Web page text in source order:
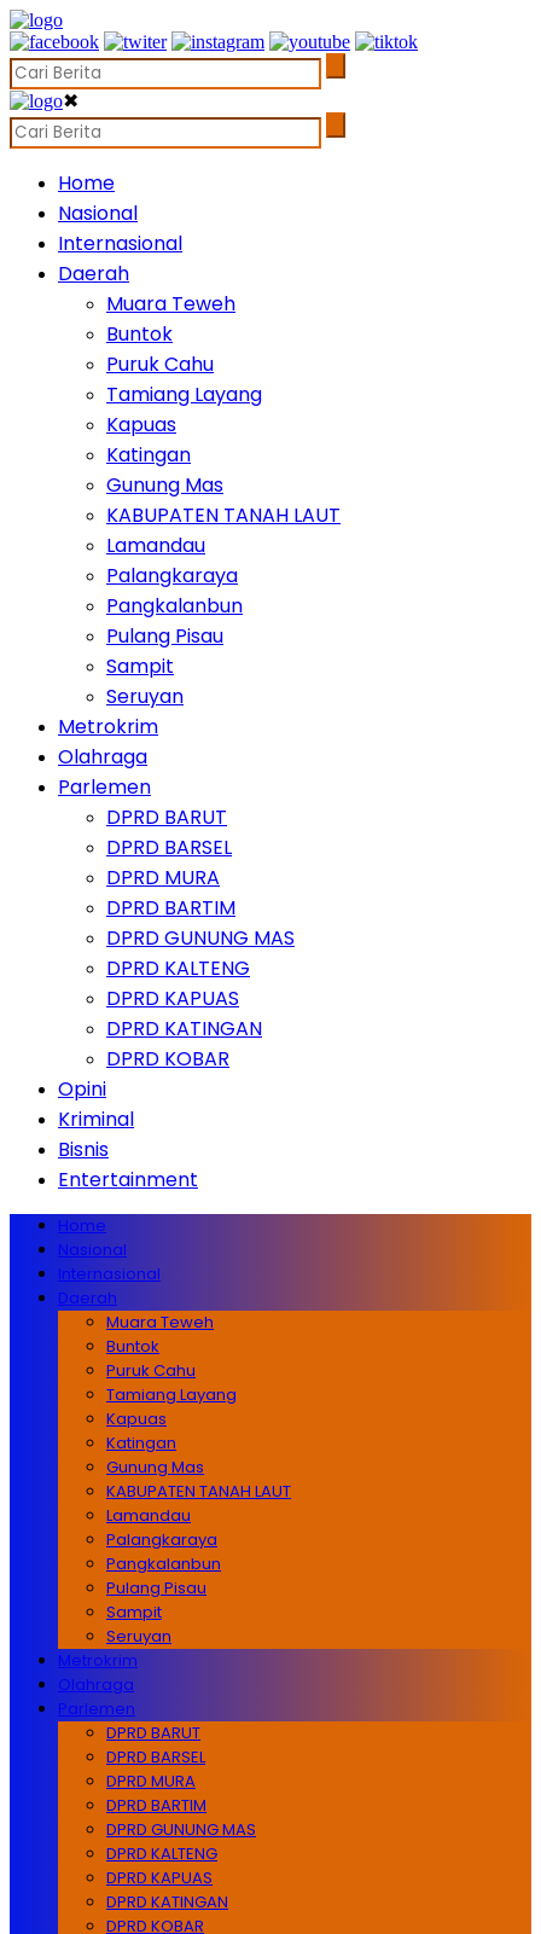
✖
Home
Nasional
Internasional
Daerah
Muara Teweh
Buntok
Puruk Cahu
Tamiang Layang
Kapuas
Katingan
Gunung Mas
KABUPATEN TANAH LAUT
Lamandau
Palangkaraya
Pangkalanbun
Pulang Pisau
Sampit
Seruyan
Metrokrim
Olahraga
Parlemen
DPRD BARUT
DPRD BARSEL
DPRD MURA
DPRD BARTIM
DPRD GUNUNG MAS
DPRD KALTENG
DPRD KAPUAS
DPRD KATINGAN
DPRD KOBAR
Opini
Kriminal
Bisnis
Entertainment
Home
Nasional
Internasional
Daerah
Muara Teweh
Buntok
Puruk Cahu
Tamiang Layang
Kapuas
Katingan
Gunung Mas
KABUPATEN TANAH LAUT
Lamandau
Palangkaraya
Pangkalanbun
Pulang Pisau
Sampit
Seruyan
Metrokrim
Olahraga
Parlemen
DPRD BARUT
DPRD BARSEL
DPRD MURA
DPRD BARTIM
DPRD GUNUNG MAS
DPRD KALTENG
DPRD KAPUAS
DPRD KATINGAN
DPRD KOBAR